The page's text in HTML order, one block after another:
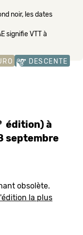
noir, les dates
signifie VTT à
DESCENTE
édition) à
septembre
obsolète.
la plus